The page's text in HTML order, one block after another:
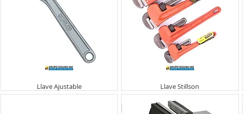
Llave Ajustable Llave Stillson